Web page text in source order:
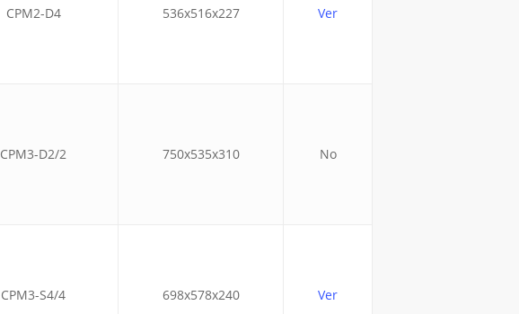
CPM2-D4 536x516x227 Ver
CPM3-D2/2 750x535x310 No
CPM3-S4/4 698x578x240 Ver